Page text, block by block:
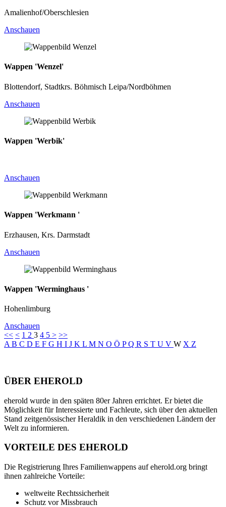
Amalienhof/Oberschlesien
Anschauen
Wappen 'Wenzel'
Blottendorf, Stadtkrs. Böhmisch Leipa/Nordböhmen
Anschauen
Wappen 'Werbik'
Anschauen
Wappen 'Werkmann '
Erzhausen, Krs. Darmstadt
Anschauen
Wappen 'Werminghaus '
Hohenlimburg
Anschauen
<< < 1 2 3 4 5 > >>
A B C D E F G H I J K L M N O Ö PQ R S T U V W X Z
ÜBER EHEROLD
eherold wurde in den späten 80er Jahren errichtet. Er bietet die
Möglichkeit für Interessierte und Fachleute, sich über den aktuellen
Stand zeitgenössischer Heraldik in den verschiedenen Ländern der
Welt zu informieren.
VORTEILE DES EHEROLD
Die Registrierung Ihres Familienwappens auf eherold.org bringt
ihnen zahlreiche Vorteile:
weltweite Rechtssicherheit
Schutz vor Missbrauch